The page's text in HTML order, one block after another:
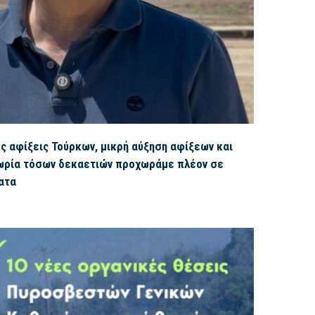
αφίξεις Τούρκων, μικρή αύξηση αφίξεων και
τόσων δεκαετιών προχωράμε πλέον σε